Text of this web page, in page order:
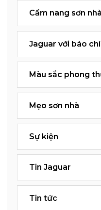
Cẩm nang sơn
Jaguar với báo chí
Màu sắc phong
Mẹo sơn nhà
Sự kiện
Tin Jaguar
Tin tức